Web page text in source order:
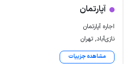
آپارتمان
اجاره آپارتمان
نازی‌آباد, تهران
مشاهده جزییات